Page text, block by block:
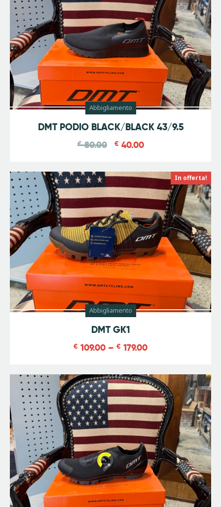
Abbigliamento
DMT PODIO BLACK/BLACK 43/9.5
€ 80.00 € 40.00
In offerta!
Abbigliamento
DMT GK1
€ 109.00 – € 179.00